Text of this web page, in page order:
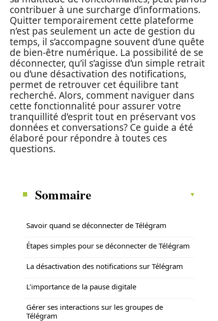
contribuer à une surcharge d’informations.
Quitter temporairement cette plateforme
n’est pas seulement un acte de gestion du
temps, il s’accompagne souvent d’une quête
de bien-être numérique. La possibilité de se
déconnecter, qu’il s’agisse d’un simple retrait
ou d’une désactivation des notifications,
permet de retrouver cet équilibre tant
recherché. Alors, comment naviguer dans
cette fonctionnalité pour assurer votre
tranquillité d’esprit tout en préservant vos
données et conversations? Ce guide a été
élaboré pour répondre à toutes ces
questions.
Sommaire
Savoir quand se déconnecter de Télégram
Étapes simples pour se déconnecter de Télégram
La désactivation des notifications sur Télégram
L’importance de la pause digitale
Gérer ses interactions sur les groupes de
Télégram